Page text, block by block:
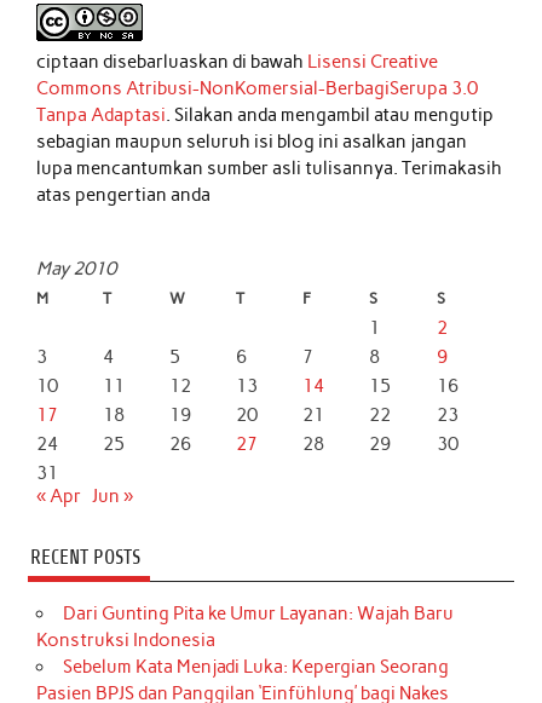
ciptaan disebarluaskan di bawah Lisensi Creative
Commons Atribusi-NonKomersial-BerbagiSerupa 3.0
Tanpa Adaptasi. Silakan anda mengambil atau mengutip
sebagian maupun seluruh isi blog ini asalkan jangan
lupa mencantumkan sumber asli tulisannya. Terimakasih
atas pengertian anda
May 2010
M T W T F S S
1
2
3
4 5 6 7 8
9
10
11 12 13 14 15
16
17
18 19 20 21 22
23
24
25 26 27 28 29
30
31
« Apr Jun »
RECENT POSTS
Dari Gunting Pita ke Umur Layanan: Wajah Baru
Konstruksi Indonesia
Sebelum Kata Menjadi Luka: Kepergian Seorang
Pasien BPJS dan Panggilan ‘Einfühlung’ bagi Nakes